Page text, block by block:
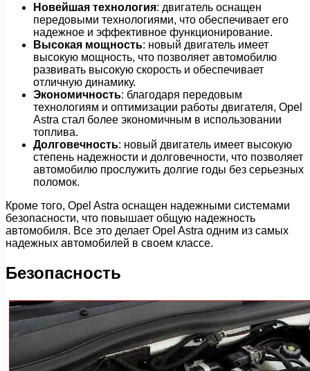
Новейшая технология: двигатель оснащен
передовыми технологиями, что обеспечивает его
надежное и эффективное функционирование.
Высокая мощность: новый двигатель имеет
высокую мощность, что позволяет автомобилю
развивать высокую скорость и обеспечивает
отличную динамику.
Экономичность: благодаря передовым
технологиям и оптимизации работы двигателя, Opel
Astra стал более экономичным в использовании
топлива.
Долговечность: новый двигатель имеет высокую
степень надежности и долговечности, что позволяет
автомобилю прослужить долгие годы без серьезных
поломок.
Кроме того, Opel Astra оснащен надежными системами
безопасности, что повышает общую надежность
автомобиля. Все это делает Opel Astra одним из самых
надежных автомобилей в своем классе.
Безопасность